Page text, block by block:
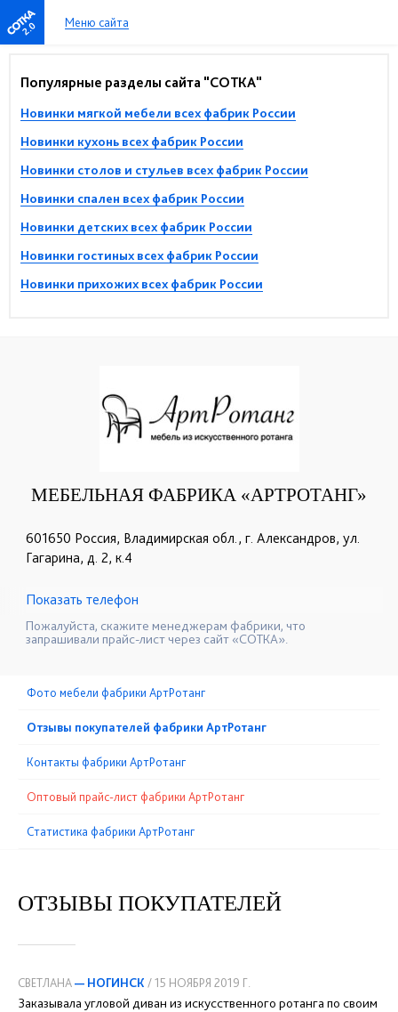
2.0 Меню сайта
Популярные разделы сайта "СОТКА"
Новинки мягкой мебели всех фабрик России
Новинки кухонь всех фабрик России
Новинки столов и стульев всех фабрик России
Новинки спален всех фабрик России
Новинки детских всех фабрик России
Новинки гостиных всех фабрик России
Новинки прихожих всех фабрик России
МЕБЕЛЬНАЯ ФАБРИКА «АРТРОТАНГ»
601650 Россия, Владимирская обл., г. Александров, ул.
Гагарина, д. 2, к.4
☎+7 (910) 090-30-60
Показать телефон
Пожалуйста, скажите менеджерам фабрики, что
запрашивали прайс-лист через сайт «СОТКА».
Фото мебели фабрики АртРотанг
Отзывы покупателей фабрики АртРотанг
Контакты фабрики АртРотанг
Оптовый прайс-лист фабрики АртРотанг
Статистика фабрики АртРотанг
ОТЗЫВЫ ПОКУПАТЕЛЕЙ
СВЕТЛАНА— НОГИНСК / 15 НОЯБРЯ 2019 Г.
Заказывала угловой диван из искусственного ротанга по своим